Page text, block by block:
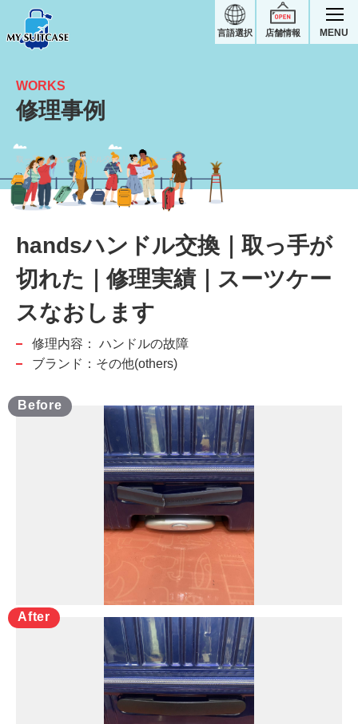
店舗情報
言語選択 MENU
取っ手が切れてハンドル交換｜handsスーツケース修理実績
WORKS
修理事例
handsハンドル交換｜取っ手が
切れた｜修理実績｜スーツケー
スなおします
修理内容：
ハンドルの故障
ブランド：その他(others)